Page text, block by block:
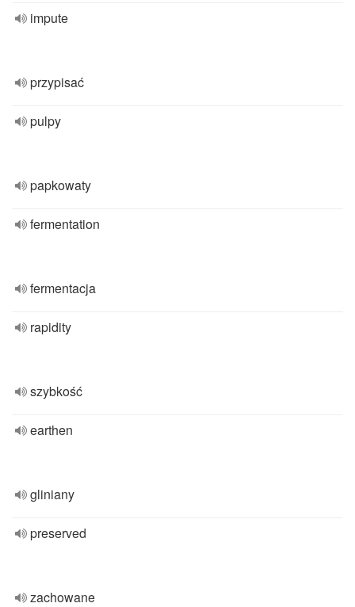
impute
przypisać
pulpy
papkowaty
fermentation
fermentacja
rapidity
szybkość
earthen
gliniany
preserved
zachowane